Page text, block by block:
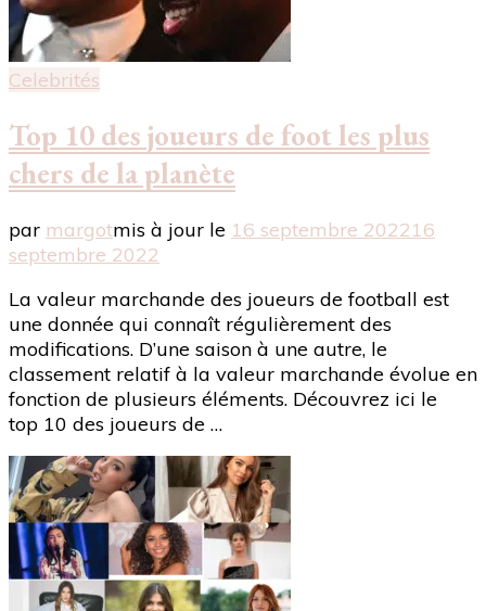
Celebrités
Top 10 des joueurs de foot les plus
chers de la planète
par margotmis à jour le 16 septembre 202216
septembre 2022
La valeur marchande des joueurs de football est
une donnée qui connaît régulièrement des
modifications. D’une saison à une autre, le
classement relatif à la valeur marchande évolue en
fonction de plusieurs éléments. Découvrez ici le
top 10 des joueurs de …